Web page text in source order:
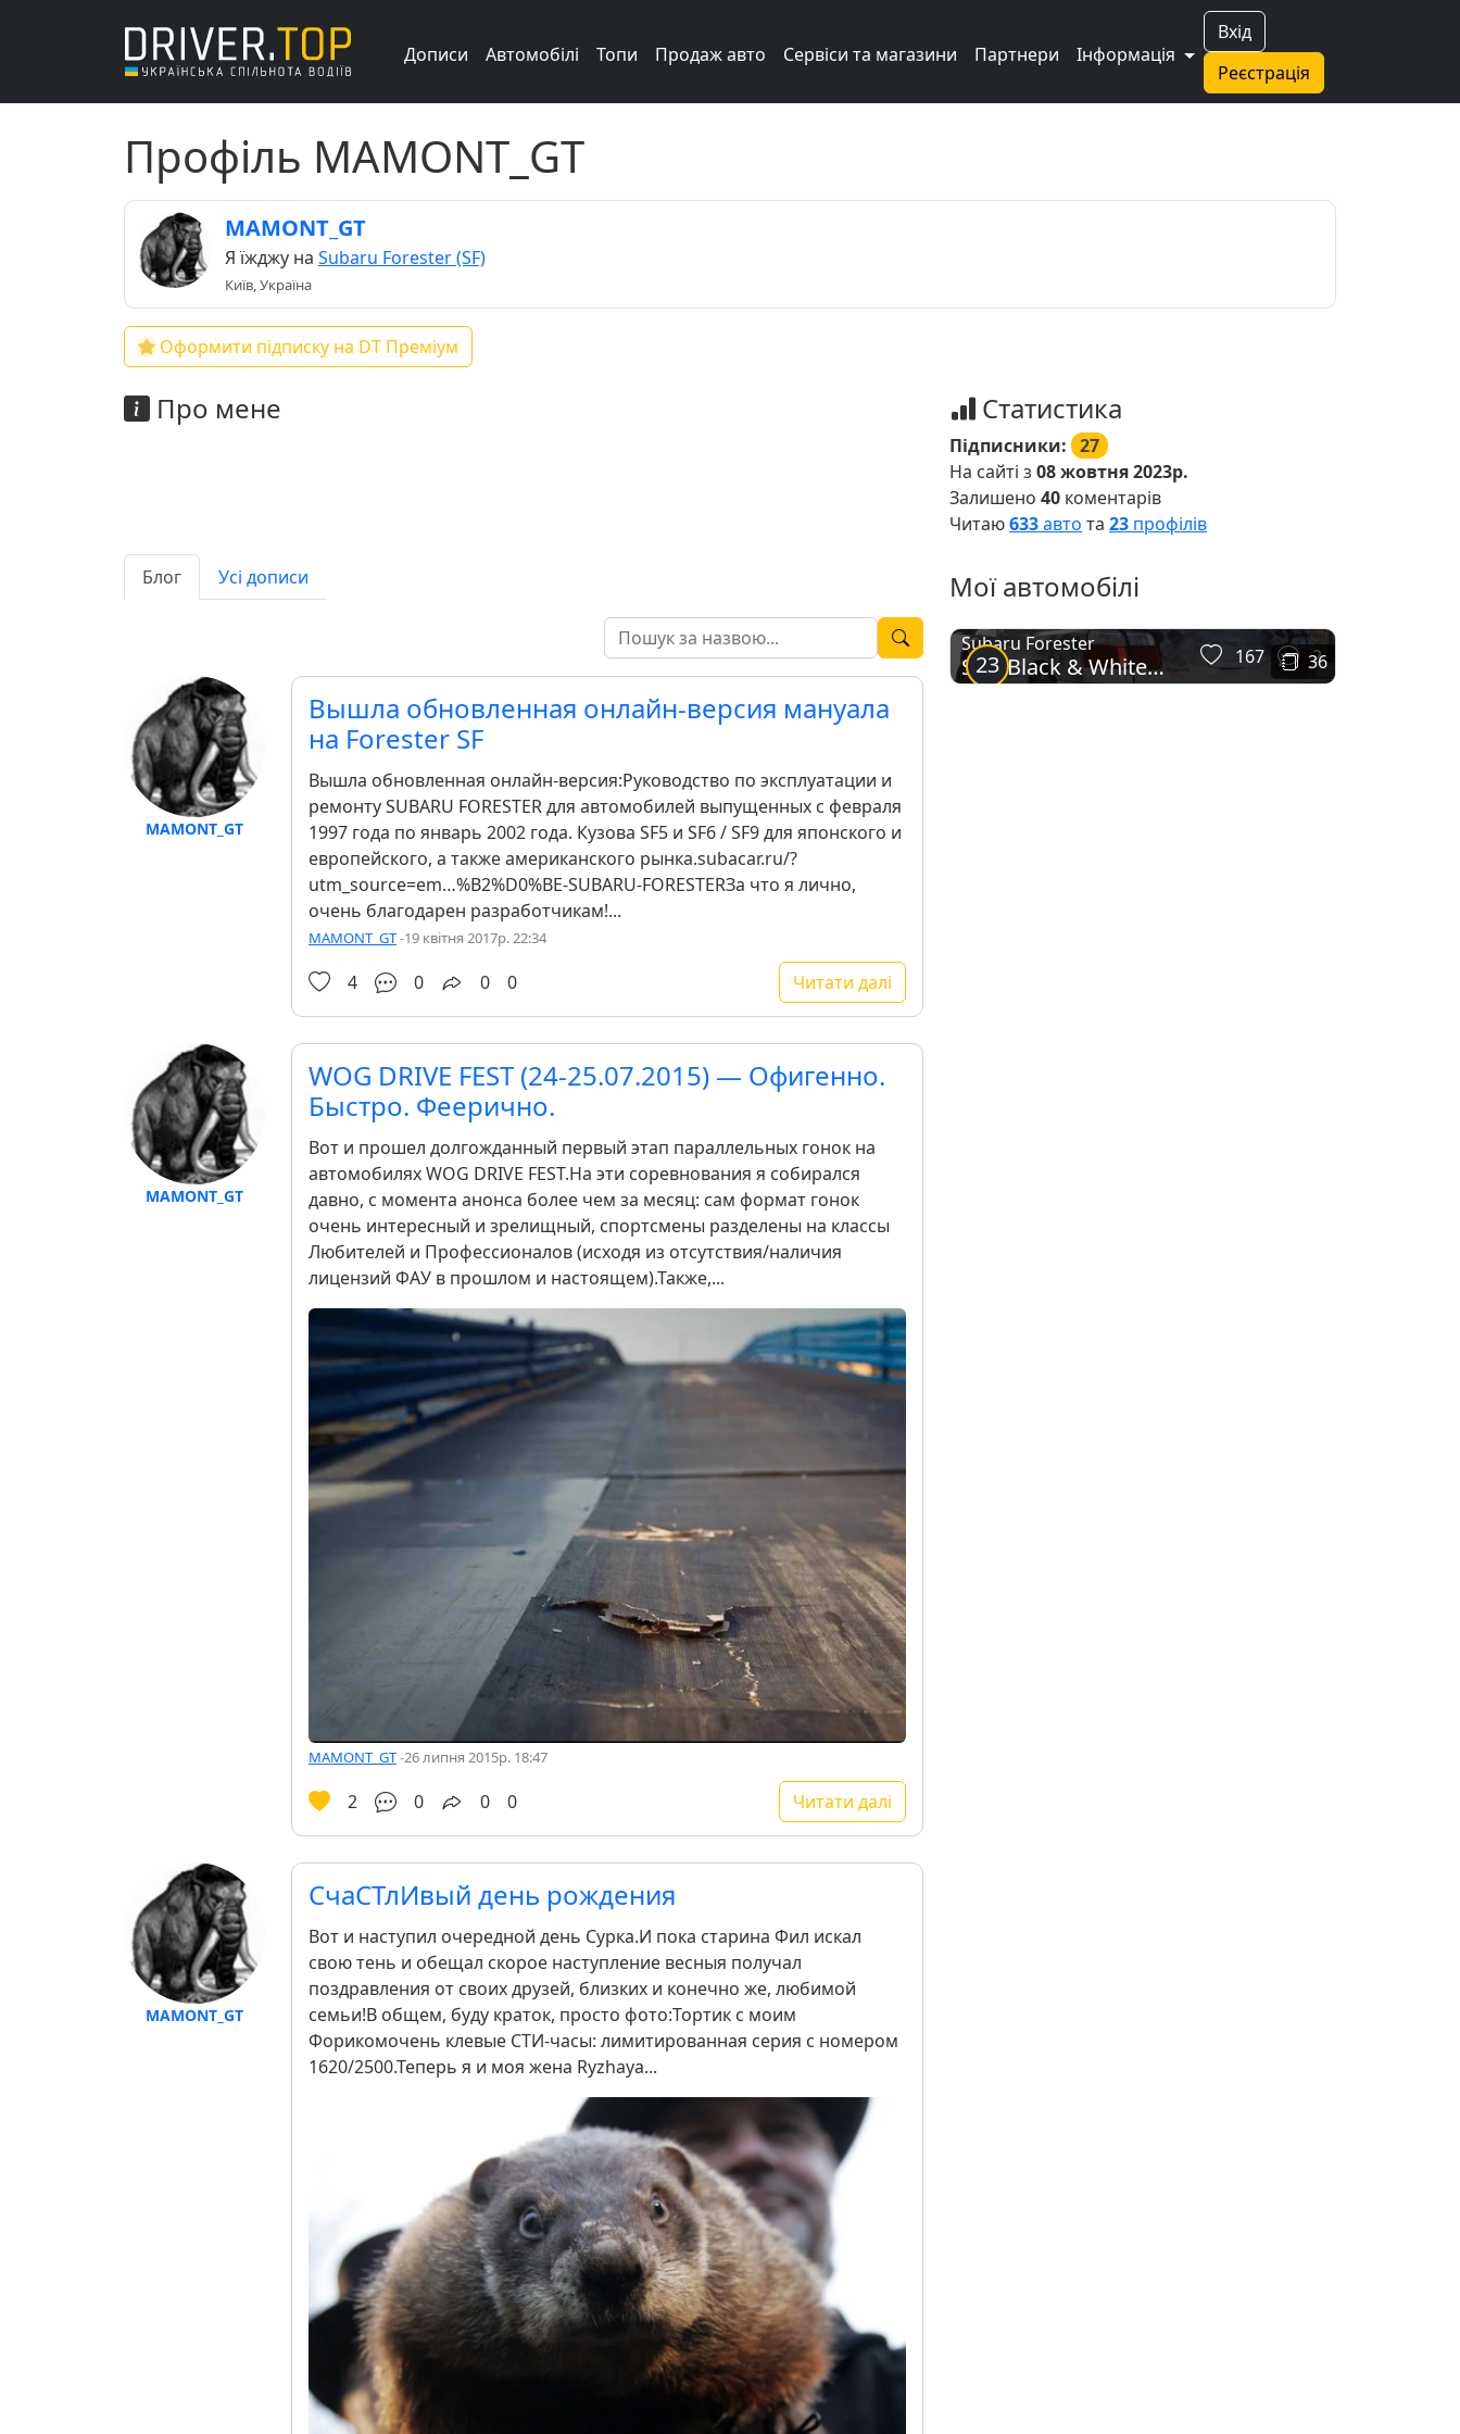
Вхід
Реєстрація
Дописи Автомобілі Топи Продаж авто Сервіси та магазини Партнери Інформація
Профіль MAMONT_GT
MAMONT_GT
Я їжджу на Subaru Forester (SF)
Київ, Україна
Оформити підписку на DT Преміум
Про мене Статистика
Підписники: 27
На сайті з 08 жовтня 2023р.
Залишено 40 коментарів
Читаю633авто та 23 профілів
Блог Усі дописи
MAMONT_GT
Вышла обновленная онлайн-версия мануала
на Forester SF
Вышла обновленная онлайн-версия:Руководство по эксплуатации и
ремонту SUBARU FORESTER для автомобилей выпущенных с февраля
1997 года по январь 2002 года. Кузова SF5 и SF6 / SF9 для японского и
европейского, а также американского рынка.subacar.ru/?
utm_source=em…%B2%D0%BE-SUBARU-FORESTERЗа что я лично,
очень благодарен разработчикам!...
MAMONT_GT-19 квітня 2017р. 22:34
4 0 0 0 Читати далі
MAMONT_GT
WOG DRIVE FEST (24-25.07.2015) — Офигенно.
Быстро. Феерично.
Вот и прошел долгожданный первый этап параллельных гонок на
автомобилях WOG DRIVE FEST.На эти соревнования я собирался
давно, с момента анонса более чем за месяц: сам формат гонок
очень интересный и зрелищный, спортсмены разделены на классы
Любителей и Профессионалов (исходя из отсутствия/наличия
лицензий ФАУ в прошлом и настоящем).Также,...
MAMONT_GT-26 липня 2015р. 18:47
2 0 0 0 Читати далі
MAMONT_GT
СчаСТлИвый день рождения
Вот и наступил очередной день Сурка.И пока старина Фил искал
свою тень и обещал скорое наступление весныя получал
поздравления от своих друзей, близких и конечно же, любимой
семьи!В общем, буду краток, просто фото:Тортик с моим
Форикомочень клевые СТИ-часы: лимитированная серия с номером
1620/2500.Теперь я и моя жена Ryzhaya...
Мої автомобілі
23 36
Subaru Forester
S/tb Black & White
JDM
167 2